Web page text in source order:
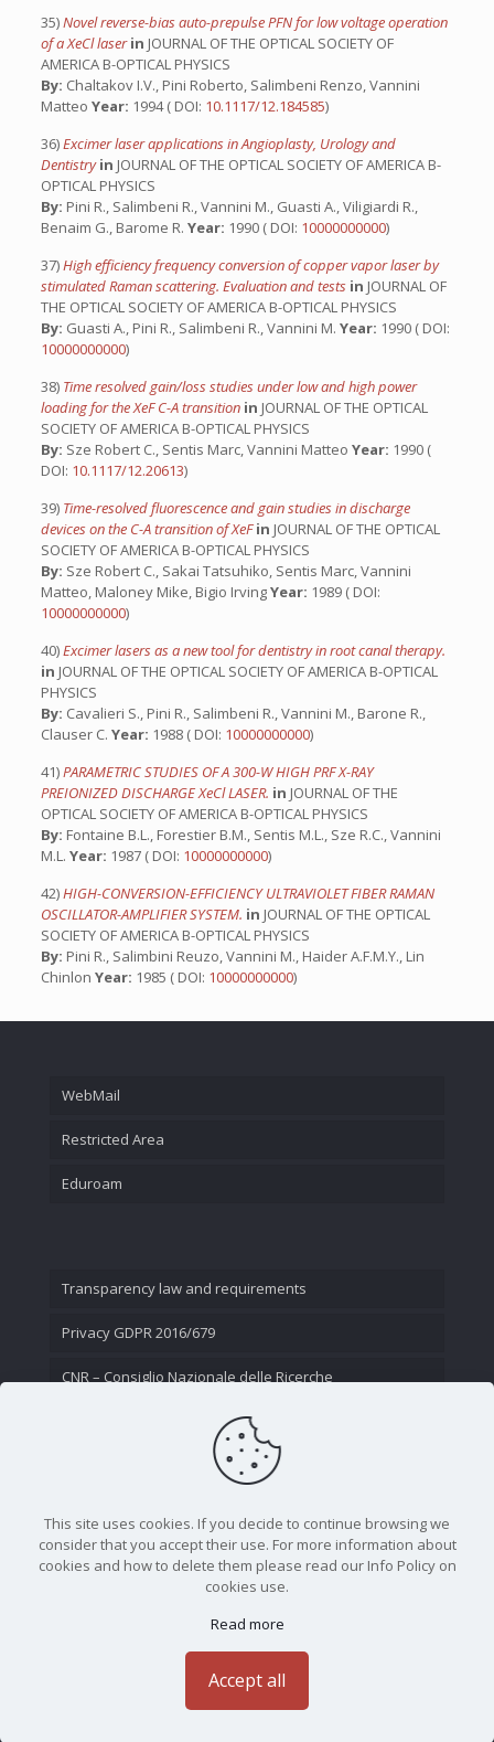
35)Novel reverse-bias auto-prepulse PFN for low voltage operation
of a XeCl laserin JOURNAL OF THE OPTICAL SOCIETY OF
AMERICA B-OPTICAL PHYSICS
By: Chaltakov I.V., Pini Roberto, Salimbeni Renzo, Vannini
Matteo Year: 1994 ( DOI: 10.1117/12.184585)
36)Excimer laser applications in Angioplasty, Urology and
Dentistryin JOURNAL OF THE OPTICAL SOCIETY OF AMERICA B-
OPTICAL PHYSICS
By: Pini R., Salimbeni R., Vannini M., Guasti A., Viligiardi R.,
Benaim G., Barome R. Year: 1990 ( DOI: 10000000000)
37)High efficiency frequency conversion of copper vapor laser by
stimulated Raman scattering. Evaluation and tests in JOURNAL OF
THE OPTICAL SOCIETY OF AMERICA B-OPTICAL PHYSICS
By: Guasti A., Pini R., Salimbeni R., Vannini M. Year: 1990 ( DOI:
10000000000)
38) Time resolved gain/loss studies under low and high power
loading for the XeF C-A transition in JOURNAL OF THE OPTICAL
SOCIETY OF AMERICA B-OPTICAL PHYSICS
By: Sze Robert C., Sentis Marc, Vannini Matteo Year: 1990 (
DOI: 10.1117/12.20613)
39) Time-resolved fluorescence and gain studies in discharge
devices on the C-A transition of XeFin JOURNAL OF THE OPTICAL
SOCIETY OF AMERICA B-OPTICAL PHYSICS
By: Sze Robert C., Sakai Tatsuhiko, Sentis Marc, Vannini
Matteo, Maloney Mike, Bigio IrvingYear: 1989 ( DOI:
10000000000)
40)Excimer lasers as a new tool for dentistry in root canal therapy.
in JOURNAL OF THE OPTICAL SOCIETY OF AMERICA B-OPTICAL
PHYSICS
By: Cavalieri S., Pini R., Salimbeni R., Vannini M., Barone R.,
Clauser C. Year: 1988 ( DOI: 10000000000)
41)PARAMETRIC STUDIES OF A 300-W HIGH PRF X-RAY
PREIONIZED DISCHARGE XeCl LASER. in JOURNAL OF THE
OPTICAL SOCIETY OF AMERICA B-OPTICAL PHYSICS
By: Fontaine B.L., Forestier B.M., Sentis M.L., Sze R.C., Vannini
M.L. Year: 1987 ( DOI: 10000000000)
42)HIGH-CONVERSION-EFFICIENCY ULTRAVIOLET FIBER RAMAN
OSCILLATOR-AMPLIFIER SYSTEM. in JOURNAL OF THE OPTICAL
SOCIETY OF AMERICA B-OPTICAL PHYSICS
By: Pini R., Salimbini Reuzo, Vannini M., Haider A.F.M.Y., Lin
Chinlon Year: 1985 ( DOI: 10000000000)
WebMail
Restricted Area
Eduroam
Transparency law and requirements
Privacy GDPR 2016/679
CNR – Consiglio Nazionale delle Ricerche
This site uses cookies. If you decide to continue browsing we
consider that you accept their use. For more information about
cookies and how to delete them please read our Info Policy on
cookies use.
Read more
Accept all